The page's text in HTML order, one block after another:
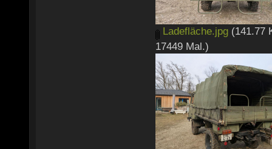
Ladefläche.jpg (141.77
17449 Mal.)